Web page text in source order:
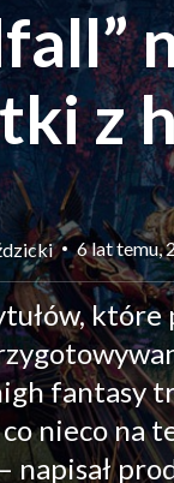
z
6 lat temu,
które
fantasy
nieco na
napisał